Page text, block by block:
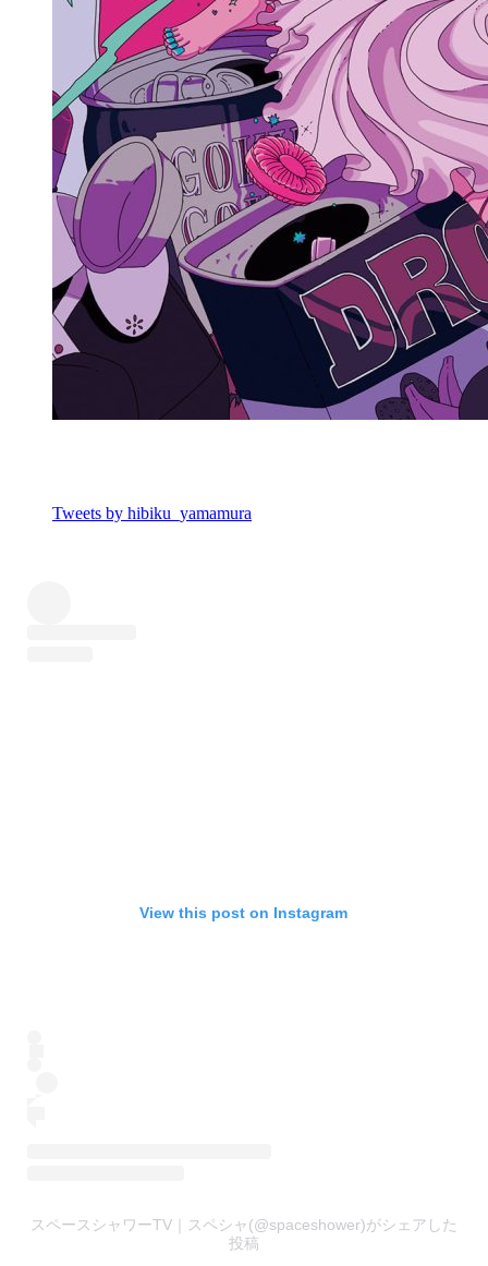
Tweets by hibiku_yamamura
View this post on Instagram
スペースシャワーTV｜スペシャ(@spaceshower)がシェアした
投稿